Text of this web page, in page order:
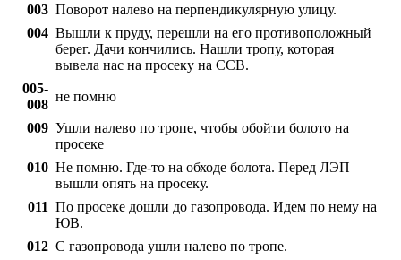
003 Поворот налево на перпендикулярную улицу.
004 Вышли к пруду, перешли на его противоположный
берег. Дачи кончились. Нашли тропу, которая
вывела нас на просеку на ССВ.
005-
008
не помню
009 Ушли налево по тропе, чтобы обойти болото на
просеке
010 Не помню. Где-то на обходе болота. Перед ЛЭП
вышли опять на просеку.
011 По просеке дошли до газопровода. Идем по нему на
ЮВ.
012 С газопровода ушли налево по тропе.